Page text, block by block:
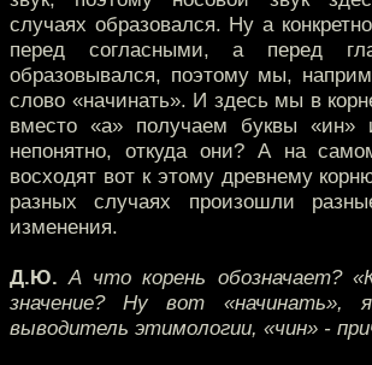
случаях образовался. Ну а
перед согласными, а перед
образовывался, поэтому мы,
слово «начинать». И здесь мы в
вместо «а» получаем буквы «ин»
непонятно, откуда они? А на
восходят вот к этому древнему
разных случаях произошли
изменения.
Д.Ю. А что корень обозначает?
значение? Ну вот «начинать»,
выводитель этимологии, «чин» -